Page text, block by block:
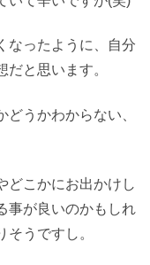
なったように、自分
と思います。
うかわからない、
どこかにお出かけし
事が良いのかもしれ
うですし。